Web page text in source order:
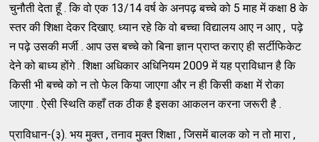
चुनौती देता हूँ . कि वो एक 13/14 वर्ष के अनपढ़ बच्चे को 5 माह में कक्षा 8 के
स्तर की शिक्षा देकर दिखाए. ध्यान रहे कि वो बच्चा विद्यालय आए न आए , पढ़े
न पढ़े उसकी मर्जी . आप उस बच्चे को बिना ज्ञान प्राप्त कराए ही सर्टीफिकेट
देने को बाध्य होंगे . शिक्षा अधिकार अधिनियम 2009 में यह प्राविधान है कि
किसी भी बच्चे को न तो फेल किया जाएगा और न ही किसी कक्षा में रोका
जाएगा . ऐसी स्थिति कहाँ तक ठीक है इसका आकलन करना जरूरी है .
प्राविधान-(३). भय मुक्त , तनाव मुक्त शिक्षा , जिसमें बालक को न तो मारा ,